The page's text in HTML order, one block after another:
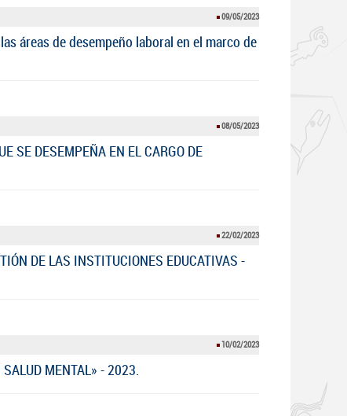
09/05/2023
áreas de desempeño laboral en el marco de
08/05/2023
SE DESEMPEÑA EN EL CARGO DE
22/02/2023
DE LAS INSTITUCIONES EDUCATIVAS -
10/02/2023
MENTAL» - 2023.